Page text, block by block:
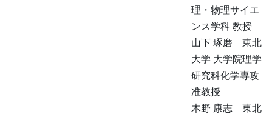
理・物理サイエ
ンス学科 教授
山下 琢磨 東北
大学 大学院理学
研究科化学専攻
准教授
木野 康志 東北